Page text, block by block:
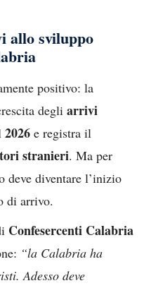
allo sviluppo
positivo: la
degli arrivi
2026 e registra il
stranieri. Ma per
deve diventare l’inizio
di arrivo.
Confesercenti Calabria
“la Calabria ha
Adesso deve